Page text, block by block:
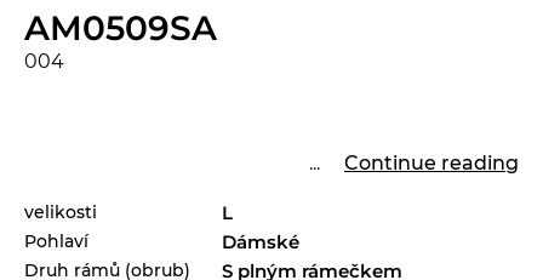
AM0509SA
004
... Continue reading
velikosti L
Pohlaví Dámské
Druh rámů (obrub) S plným rámečkem